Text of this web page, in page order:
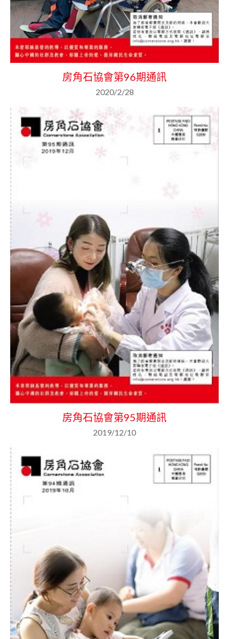
房角石協會第96期通訊
2020/2/28
房角石協會第95期通訊
2019/12/10